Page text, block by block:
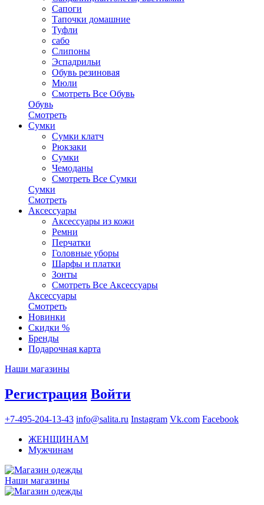
Сапоги
Тапочки домашние
Туфли
сабо
Слипоны
Эспадрильи
Обувь резиновая
Мюли
Смотреть Все Обувь
Обувь
Смотреть
Сумки
Сумки клатч
Рюкзаки
Сумки
Чемоданы
Смотреть Все Сумки
Сумки
Смотреть
Аксессуары
Аксессуары из кожи
Ремни
Перчатки
Головные уборы
Шарфы и платки
Зонты
Смотреть Все Аксессуары
Аксессуары
Смотреть
Новинки
Скидки %
Бренды
Подарочная карта
Наши магазины
Регистрация Войти
+7-495-204-13-43 info@salita.ru Instagram Vk.com Facebook
ЖЕНЩИНАМ
Мужчинам
Наши магазины